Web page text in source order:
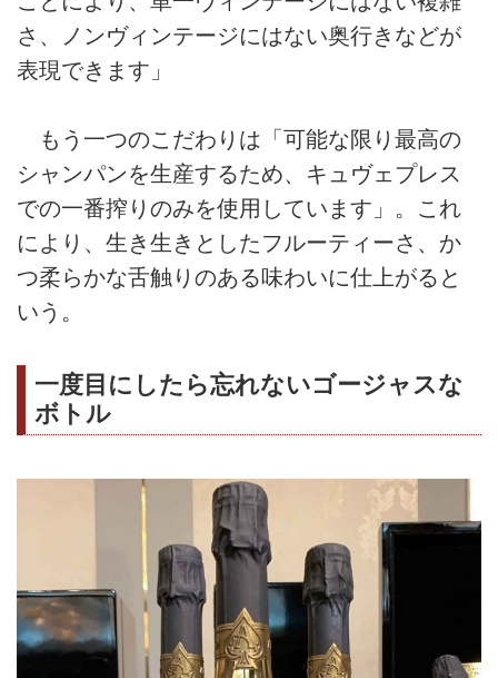
さ、ノンヴィンテージにはない奥行きなどが
表現できます」
もう一つのこだわりは「可能な限り最高の
シャンパンを生産するため、キュヴェプレス
での一番搾りのみを使用しています」。これ
により、生き生きとしたフルーティーさ、か
つ柔らかな舌触りのある味わいに仕上がると
いう。
一度目にしたら忘れないゴージャスな
ボトル